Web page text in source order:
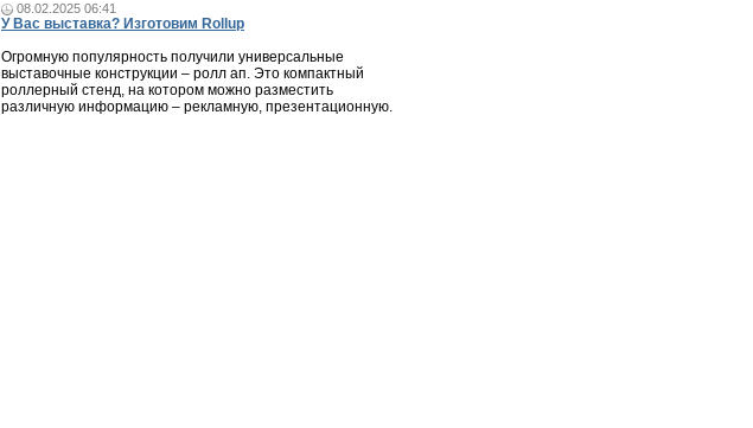
08.02.2025 06:41
У Вас выставка? Изготовим Rollup
Огромную популярность получили универсальные
выставочные конструкции – ролл ап. Это компактный
роллерный стенд, на котором можно разместить
различную информацию – рекламную, презентационную.